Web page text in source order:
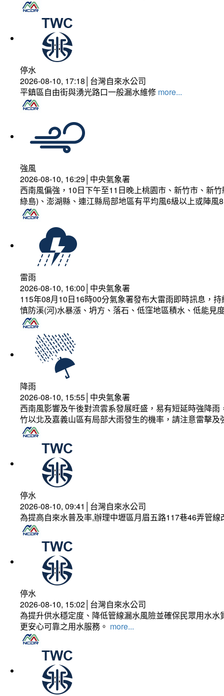
停水
2026-08-10, 17:18│台灣自來水公司
平鎮區自由街與湧光路口一般漏水維修 more...
強風
2026-08-10, 16:29│中央氣象署
西南風偏強，10日下午至11日晚上桃園市、新竹市、新
綠島)、澎湖縣、連江縣局部地區有平均風6級以上或陣
雷雨
2026-08-10, 16:00│中央氣象署
115年08月10日16時00分氣象署發布大雷雨即時訊息，
慎防溪(河)水暴漲、坍方、落石、低窪地區積水、低能見
降雨
2026-08-10, 15:55│中央氣象署
西南風影響及午後對流雲系發展旺盛，易有短延時強降
竹以北及嘉義山區有局部大雨發生的機率，請注意雷擊
停水
2026-08-10, 09:41│台灣自來水公司
為提高自來水普及率,辦理中壢區月眉五路117巷46弄管
停水
2026-08-10, 15:02│台灣自來水公司
為提升供水穩定度、降低管線漏水風險並確保民眾用水
更安心可靠之用水服務。 more...